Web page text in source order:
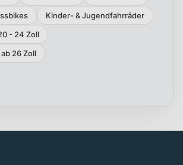
Kinder- & Jugendfahrräder
- 24 Zoll
26 Zoll